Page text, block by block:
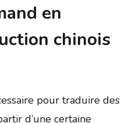
en
chinois
pour traduire des
d’une certaine